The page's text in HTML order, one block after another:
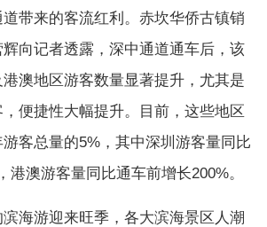
带来的客流红利。赤坎华侨古镇销
向记者透露，深中通道通车后，该
澳地区游客数量显著提升，尤其是
便捷性大幅提升。目前，这些地区
客总量的5%，其中深圳游客量同比
港澳游客量同比通车前增长200%。
海游迎来旺季，各大滨海景区人潮